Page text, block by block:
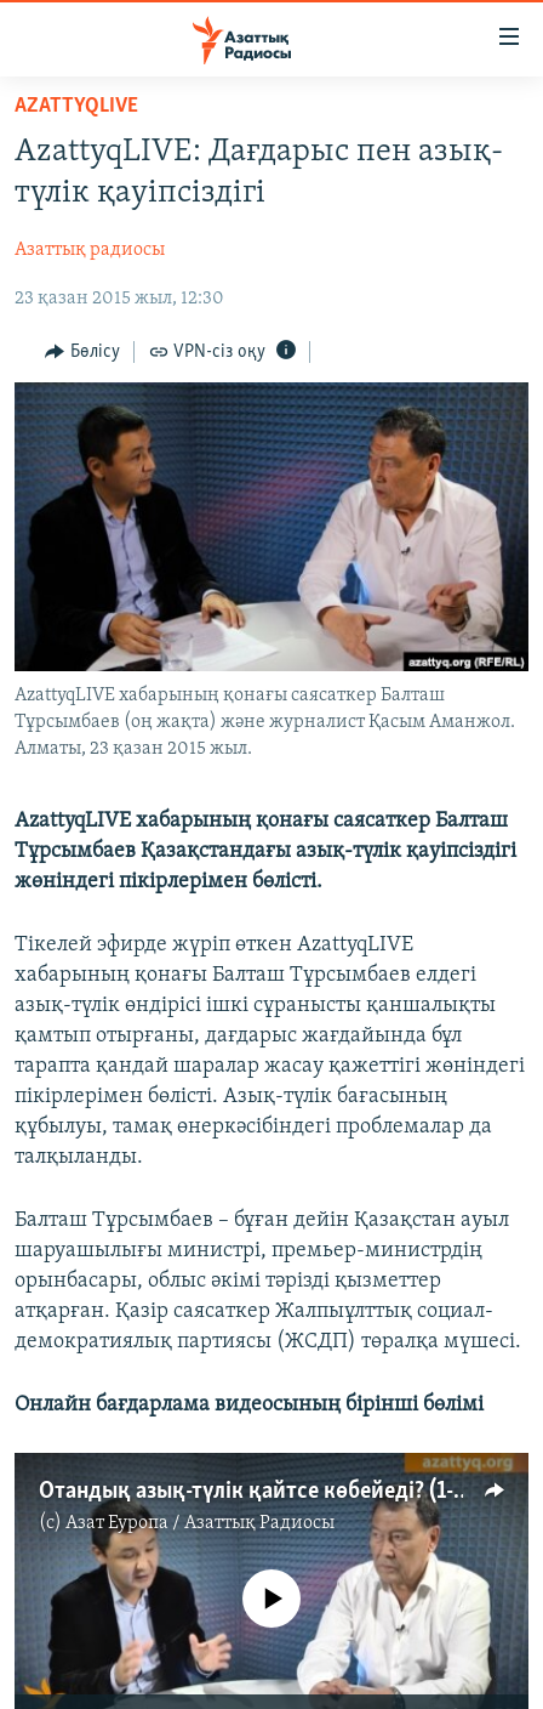
Skip
main
content
Skip
to
Navigation
Search
САЯСАТ
AZATTYQTV
ҚАҢТАР ОҚИҒАСЫ
АДАМ ҚҰҚЫҚТАРЫ
ӘЛЕУМЕТ
ӘЛЕМ
АРНАЙЫ ЖОБАЛАР
Русский
ЖАЗЫЛЫҢЫЗ
Басқа тілдерде
AZATTYQLIVE
AzattyqLIVE: Дағдарыс пен азық-
түлік қауіпсіздігі
Азаттық радиосы
23 қазан 2015 жыл, 12:30
Бөлісу VPN-сіз оқу
AzattyqLIVE хабарының қонағы саясаткер Балташ
Тұрсымбаев (оң жақта) және журналист Қасым Аманжол.
Алматы, 23 қазан 2015 жыл.
AzattyqLIVE хабарының қонағы саясаткер Балташ
Тұрсымбаев Қазақстандағы азық-түлік қауіпсіздігі
жөніндегі пікірлерімен бөлісті.
Тікелей эфирде жүріп өткен AzattyqLIVE
хабарының қонағы Балташ Тұрсымбаев елдегі
азық-түлік өндірісі ішкі сұранысты қаншалықты
қамтып отырғаны, дағдарыс жағдайында бұл
тарапта қандай шаралар жасау қажеттігі жөніндегі
пікірлерімен бөлісті. Азық-түлік бағасының
құбылуы, тамақ өнеркәсібіндегі проблемалар да
талқыланды.
Балташ Тұрсымбаев – бұған дейін Қазақстан ауыл
шаруашылығы министрі, премьер-министрдің
орынбасары, облыс әкімі тәрізді қызметтер
атқарған. Қазір саясаткер Жалпыұлттық социал-
демократиялық партиясы (ЖСДП) төралқа мүшесі.
Онлайн бағдарлама видеосының бірінші бөлімі
Отандық азық-түлік қайтсе көбейеді? (1-бөлім)
(c) Азат Еуропа / Азаттық Радиосы
No media source currently available